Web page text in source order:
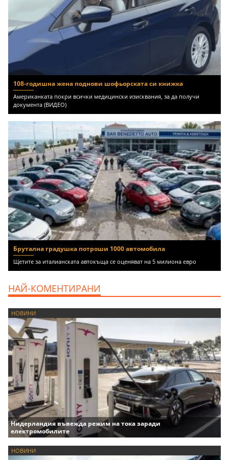
108-годишна жена поднови шофьорската си книжка
Американката покри всички медицински изисквания, за да получи
документа (ВИДЕО)
Брутална градушка потроши 1000 автомобила
Щетите за италианската автокъща се оценяват на 5 милиона евро
НАЙ-КОМЕНТИРАНИ
НОВИНИ
Нидерландия въвежда режим на тока заради
електромобилите
НОВИНИ